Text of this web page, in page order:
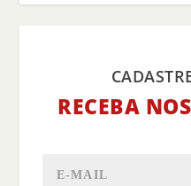
RECEBA